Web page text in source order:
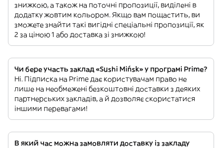
знижкою, а також на поточні пропозиції, виділені в
додатку жовтим кольором. Якщо вам пощастить, ви
зможете знайти такі вигідні спеціальні пропозиції, як
2 за ціною 1 або доставка зі знижкою!
Чи бере участь заклад «Sushi Mińsk» у програмі Prime?
Ні. Підписка на Prime дає користувачам право не
лише на необмежені безкоштовні доставки з деяких
партнерських закладів, а й дозволяє скористатися
іншими перевагами!
В який час можна замовляти доставку із закладу